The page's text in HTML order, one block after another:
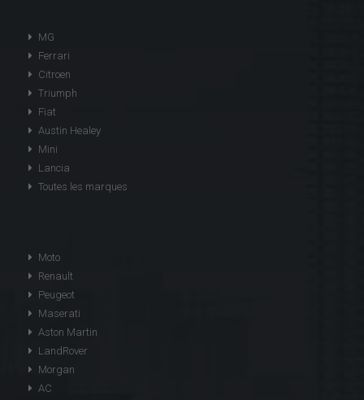
MG
Ferrari
Citroen
Triumph
Fiat
Austin Healey
Mini
Lancia
Toutes les marques
Moto
Renault
Peugeot
Maserati
Aston Martin
LandRover
Morgan
AC